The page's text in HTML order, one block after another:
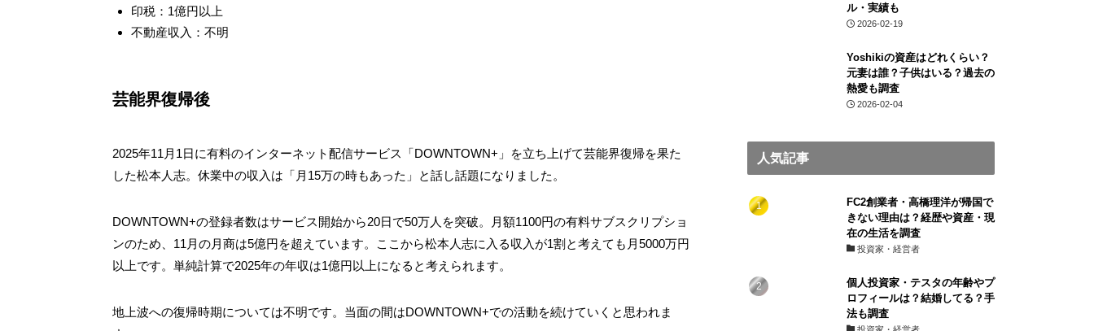
印税：1億円以上
不動産収入：不明
芸能界復帰後
2025年11月1日に有料のインターネット配信サービス「DOWNTOWN+」を立ち上げて芸能界復帰を果た
した松本人志。休業中の収入は「月15万の時もあった」と話し話題になりました。
DOWNTOWN+の登録者数はサービス開始から20日で50万人を突破。月額1100円の有料サブスクリプショ
ンのため、11月の月商は5億円を超えています。ここから松本人志に入る収入が1割と考えても月5000万円
以上です。単純計算で2025年の年収は1億円以上になると考えられます。
地上波への復帰時期については不明です。当面の間はDOWNTOWN+での活動を続けていくと思われま
ル・実績も
2026-02-19
Yoshikiの資産はどれくらい？
元妻は誰？子供はいる？過去の
熱愛も調査
2026-02-04
人気記事
FC2創業者・高橋理洋が帰国で
きない理由は？経歴や資産・現
在の生活を調査
投資家・経営者
個人投資家・テスタの年齢やプ
ロフィールは？結婚してる？手
法も調査